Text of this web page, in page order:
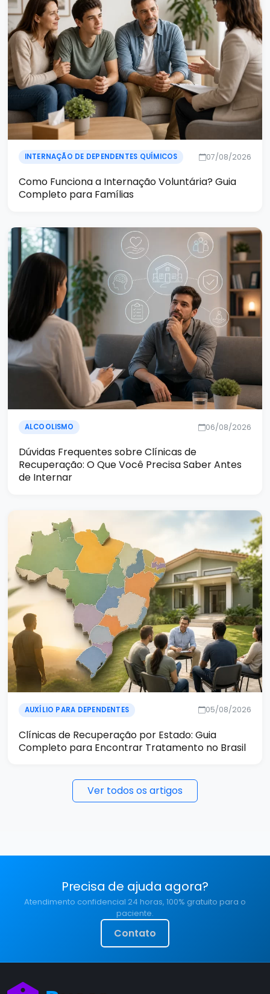
INTERNAÇÃO DE DEPENDENTES QUÍMICOS 07/08/2026
Como Funciona a Internação Voluntária? Guia
Completo para Famílias
ALCOOLISMO 06/08/2026
Dúvidas Frequentes sobre Clínicas de
Recuperação: O Que Você Precisa Saber Antes
de Internar
AUXÍLIO PARA DEPENDENTES 05/08/2026
Clínicas de Recuperação por Estado: Guia
Completo para Encontrar Tratamento no Brasil
Ver todos os artigos
Precisa de ajuda agora?
Atendimento confidencial 24 horas, 100% gratuito para o
paciente.
Contato